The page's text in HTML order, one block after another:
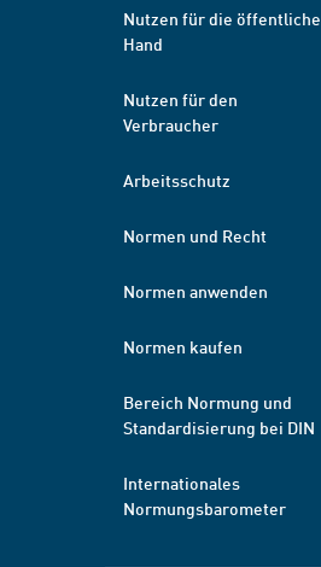
Nutzen für die öffentliche
Hand
Nutzen für den
Verbraucher
Arbeitsschutz
Normen und Recht
Normen anwenden
Normen kaufen
Bereich Normung und
Standardisierung bei DIN
Internationales
Normungsbarometer